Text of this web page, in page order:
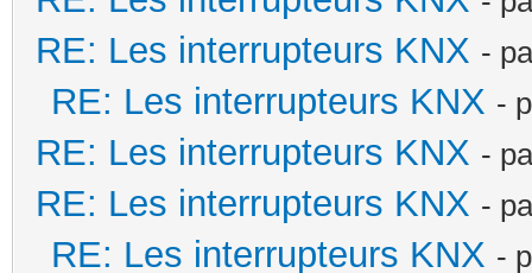
RE: Les interrupteurs KNX -
RE: Les interrupteurs KNX -
RE: Les interrupteurs KNX -
RE: Les interrupteurs KNX -
RE: Les interrupteurs KNX -